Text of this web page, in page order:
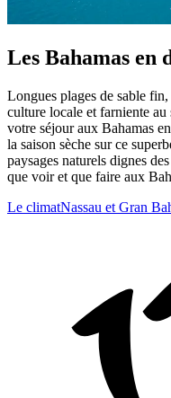
Les Bahamas en
Longues plages de sable
culture locale et farniente
votre séjour aux Bahamas
la saison sèche sur ce
paysages naturels dignes
que voir et que faire aux
Le climatNassau et Gran